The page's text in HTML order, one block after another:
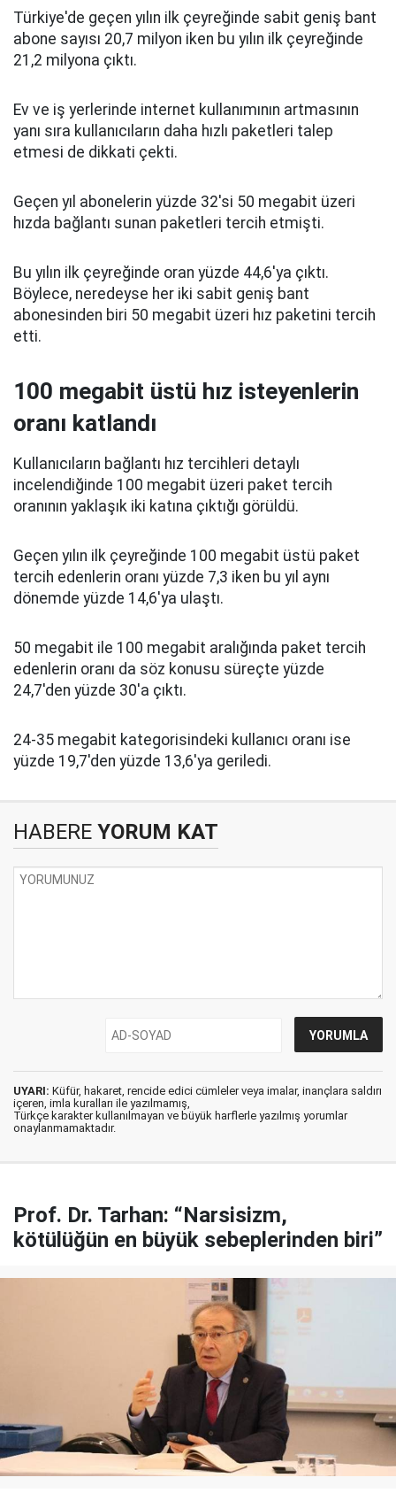
Türkiye'de geçen yılın ilk çeyreğinde sabit geniş bant
abone sayısı 20,7 milyon iken bu yılın ilk çeyreğinde
21,2 milyona çıktı.
Ev ve iş yerlerinde internet kullanımının artmasının
yanı sıra kullanıcıların daha hızlı paketleri talep
etmesi de dikkati çekti.
Geçen yıl abonelerin yüzde 32'si 50 megabit üzeri
hızda bağlantı sunan paketleri tercih etmişti.
Bu yılın ilk çeyreğinde oran yüzde 44,6'ya çıktı.
Böylece, neredeyse her iki sabit geniş bant
abonesinden biri 50 megabit üzeri hız paketini tercih
etti.
100 megabit üstü hız isteyenlerin
oranı katlandı
Kullanıcıların bağlantı hız tercihleri detaylı
incelendiğinde 100 megabit üzeri paket tercih
oranının yaklaşık iki katına çıktığı görüldü.
Geçen yılın ilk çeyreğinde 100 megabit üstü paket
tercih edenlerin oranı yüzde 7,3 iken bu yıl aynı
dönemde yüzde 14,6'ya ulaştı.
50 megabit ile 100 megabit aralığında paket tercih
edenlerin oranı da söz konusu süreçte yüzde
24,7'den yüzde 30'a çıktı.
24-35 megabit kategorisindeki kullanıcı oranı ise
yüzde 19,7'den yüzde 13,6'ya geriledi.
HABERE YORUM KAT
UYARI: Küfür, hakaret, rencide edici cümleler veya imalar, inançlara saldırı
içeren, imla kuralları ile yazılmamış,
Türkçe karakter kullanılmayan ve büyük harflerle yazılmış yorumlar
onaylanmamaktadır.
Prof. Dr. Tarhan: “Narsisizm,
kötülüğün en büyük sebeplerinden biri”